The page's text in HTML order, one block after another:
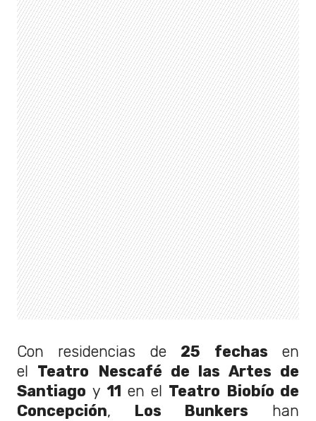
Con residencias de 25 fechas en
el Teatro Nescafé de las Artes de
Santiago y11 en el Teatro Biobío de
Concepción, Los Bunkers han